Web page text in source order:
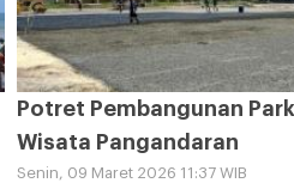
Potret Pembangunan
Wisata Pangandaran
Senin, 09 Maret 2026 11:37 WIB